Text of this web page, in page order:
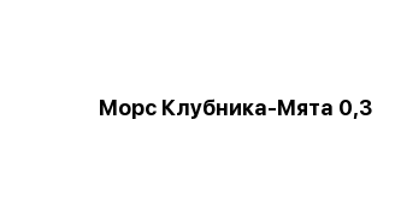
Морс Клубника-Мята 0,3